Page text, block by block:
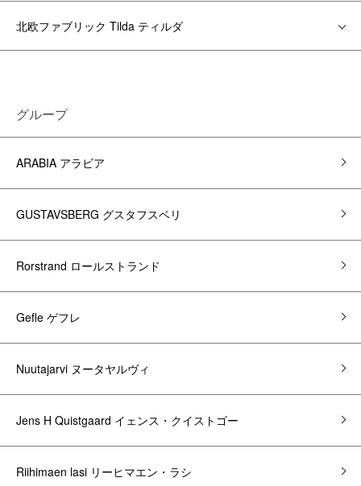
北欧ファブリック Tilda ティルダ
グループ
ARABIA アラビア
GUSTAVSBERG グスタフスベリ
Rorstrand ロールストランド
Gefle ゲフレ
Nuutajarvi ヌータヤルヴィ
Jens H Quistgaard イェンス・クイストゴー
Riihimaen lasi リーヒマエン・ラシ